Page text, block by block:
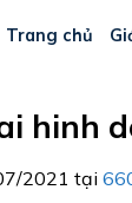
Trang chủ
hinh
2021 tại